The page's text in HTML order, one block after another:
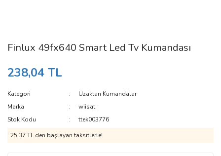
Finlux 49fx640 Smart Led Tv Kumandası
238,04 TL
Kategori
Uzaktan Kumandalar
Marka
wiisat
Stok Kodu
ttek003776
25,37 TL den başlayan taksitlerle!